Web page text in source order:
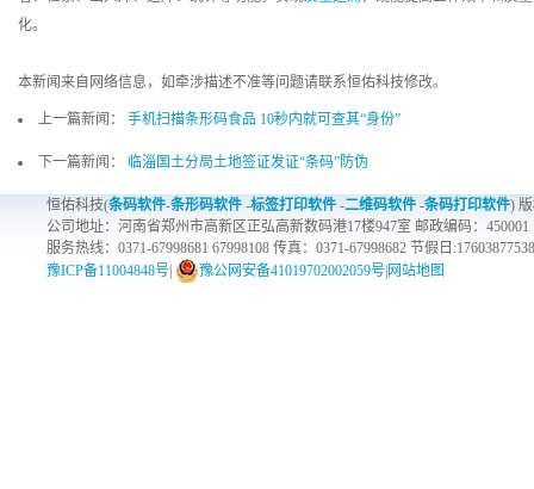
化。
本新闻来自网络信息，如牵涉描述不准等问题请联系恒佑科技修改。
上一篇新闻： 手机扫描条形码食品 10秒内就可查其“身份”
下一篇新闻： 临淄国土分局土地签证发证“条码”防伪
恒佑科技(条码软件-条形码软件 -标签打印软件 -二维码软件 -条码打印软件)
公司地址：河南省郑州市高新区正弘高新数码港17楼947室 邮政编码：450001
服务热线：0371-67998681 67998108 传真：0371-67998682 节假日:17603877538
豫ICP备11004848号
豫公网安备41019702002059号 网站地图